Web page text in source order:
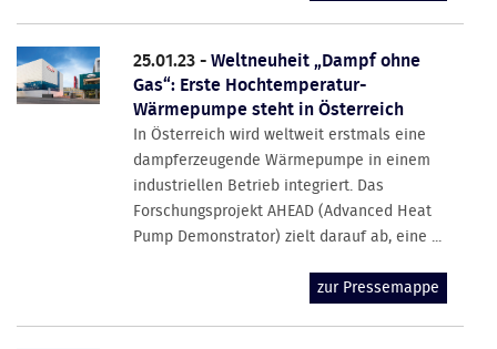
25.01.23 -Weltneuheit „Dampf ohne
Gas“: Erste Hochtemperatur-
Wärmepumpe steht in Österreich
In Österreich wird weltweit erstmals eine
dampferzeugende Wärmepumpe in einem
industriellen Betrieb integriert. Das
Forschungsprojekt AHEAD (Advanced Heat
Pump Demonstrator) zielt darauf ab, eine ...
zur Pressemappe